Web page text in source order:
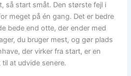
så start småt. Den største fejl i
meget på én gang. Det er bedre
bede end otte, der ender med
du bruger mest, og gør plads
der virker fra start, er en
at udvide senere.